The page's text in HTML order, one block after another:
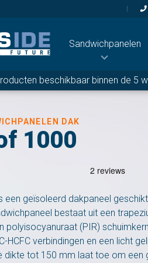
Sandwichpanelen
Butylband
Gordingen
beschikbaar binnen de 5
1000
DAK
een geïsoleerd dakpaneel
bestaat uit een
polyisocyanuraat (PIR)
HCFC verbindingen en een licht
dikte tot 150 mm laat toe om een